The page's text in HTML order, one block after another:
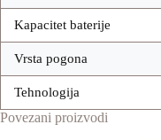
Kapacitet baterije
Vrsta pogona
Tehnologija
Povezani proizvodi